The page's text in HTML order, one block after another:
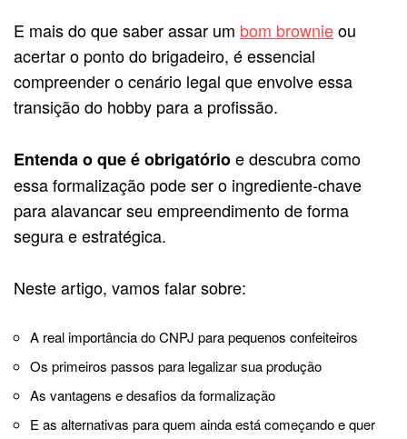
E mais do que saber assar um bom brownieou
acertar o ponto do brigadeiro, é essencial
compreender o cenário legal que envolve essa
transição do hobby para a profissão.
Entenda o que é obrigatórioe descubra como
essa formalização pode ser o ingrediente-chave
para alavancar seu empreendimento de forma
segura e estratégica.
Neste artigo, vamos falar sobre:
A real importância do CNPJ para pequenos confeiteiros
Os primeiros passos para legalizar sua produção
As vantagens e desafios da formalização
E as alternativas para quem ainda está começando e quer